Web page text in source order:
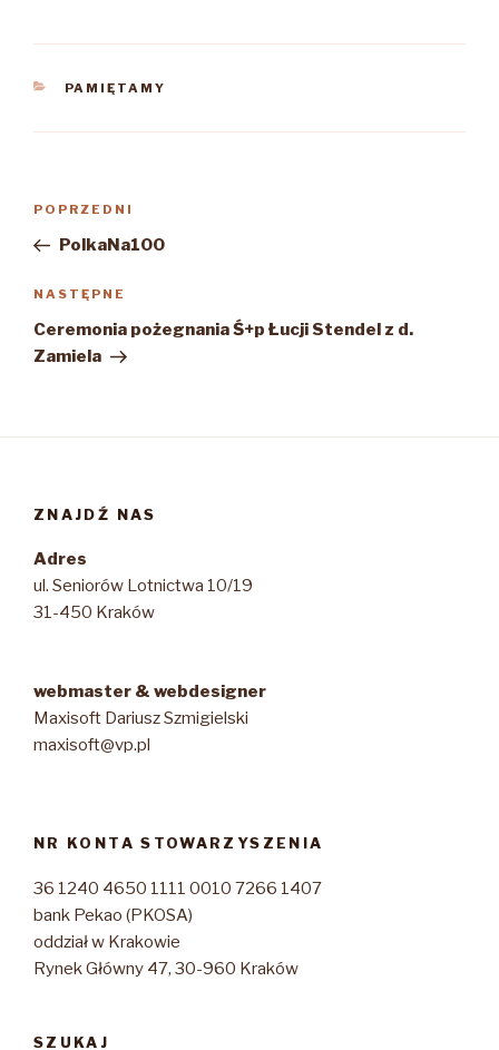
KATEGORIE
PAMIĘTAMY
Poprzedni
wpis
POPRZEDNI
PolkaNa100
Następny
wpis
NASTĘPNE
Ceremonia pożegnania Ś+p Łucji Stendel z d.
Zamiela
ZNAJDŹ NAS
Adres
ul. Seniorów Lotnictwa 10/19
31-450 Kraków
webmaster & webdesigner
Maxisoft Dariusz Szmigielski
maxisoft@vp.pl
NR KONTA STOWARZYSZENIA
36 1240 4650 1111 0010 7266 1407
bank Pekao (PKOSA)
oddział w Krakowie
Rynek Główny 47, 30-960 Kraków
SZUKAJ